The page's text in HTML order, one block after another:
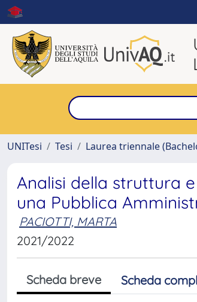
UNITesi
Tesi Laurea triennale
Analisi della struttura
una Pubblica
PACIOTTI, MARTA
2021/2022
Scheda breve Scheda